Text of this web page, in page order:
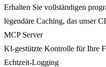
Erhalten Sie vollständigen
legendäre Caching, das unser
MCP Server
KI-gestützte Kontrolle für Ihre
Echtzeit-Logging